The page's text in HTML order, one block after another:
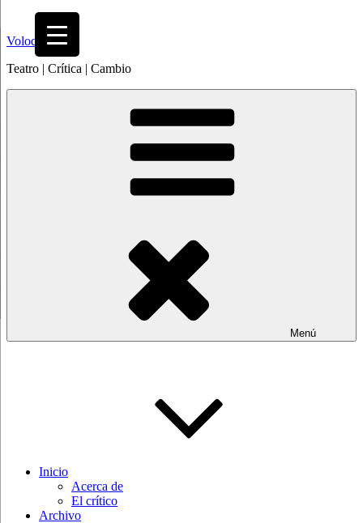
contenido
Volodia
Teatro | Crítica | Cambio
Menú
Inicio
Acerca de
El crítico
Archivo